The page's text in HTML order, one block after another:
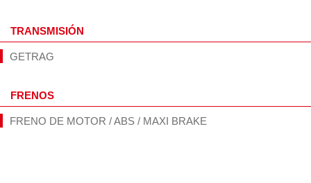
TRANSMISIÓN
GETRAG
FRENOS
FRENO DE MOTOR / ABS / MAXI BRAKE